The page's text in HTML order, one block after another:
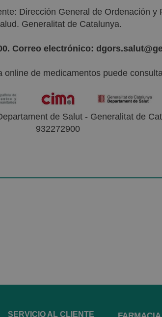
Dirección General de Ordenación
Generalitat de Catalunya.
Correo electrónico:
de medicamentos puede
de Salut - Generalitat de
932272900
SERVICIO AL CLIENTE